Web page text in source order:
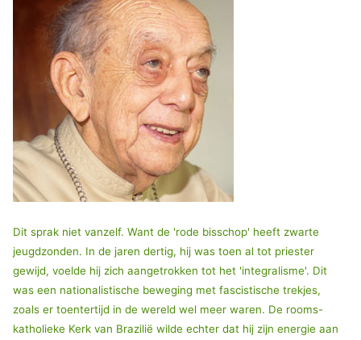
Dit sprak niet vanzelf. Want de 'rode bisschop' heeft zwarte
jeugdzonden. In de jaren dertig, hij was toen al tot priester
gewijd, voelde hij zich aangetrokken tot het 'integralisme'. Dit
was een nationalistische beweging met fascistische trekjes,
zoals er toentertijd in de wereld wel meer waren. De rooms-
katholieke Kerk van Brazilië wilde echter dat hij zijn energie aan